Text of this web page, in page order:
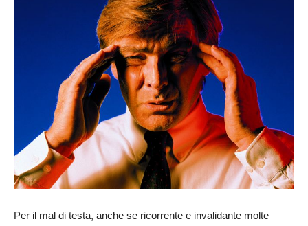
Per il mal di testa, anche se ricorrente e invalidante molte